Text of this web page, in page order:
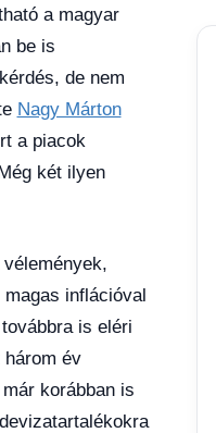
a magyar
be is
de nem
Nagy Márton
a piacok
két ilyen
inflációval
is eléri
év
korábban is